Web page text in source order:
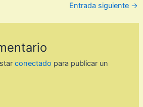
Entrada siguiente →
conectado para publicar un